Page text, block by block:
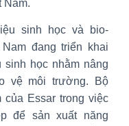
Nam.
sinh học và bio-
đang triển khai
sinh học nhằm nâng
vệ môi trường. Bộ
Essar trong việc
để sản xuất năng